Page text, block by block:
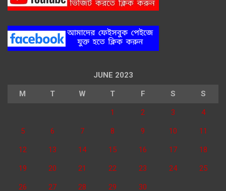
JUNE 2023
M T W T F S S
1 2 3 4
5 6 7 8 9 10 11
12 13 14 15 16 17 18
19 20 21 22 23 24 25
26 27 28 29 30